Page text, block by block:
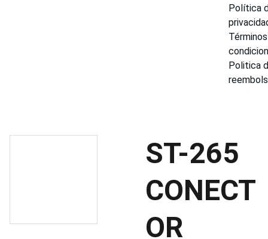
Política
Politica
ST-265
CONECT
OR